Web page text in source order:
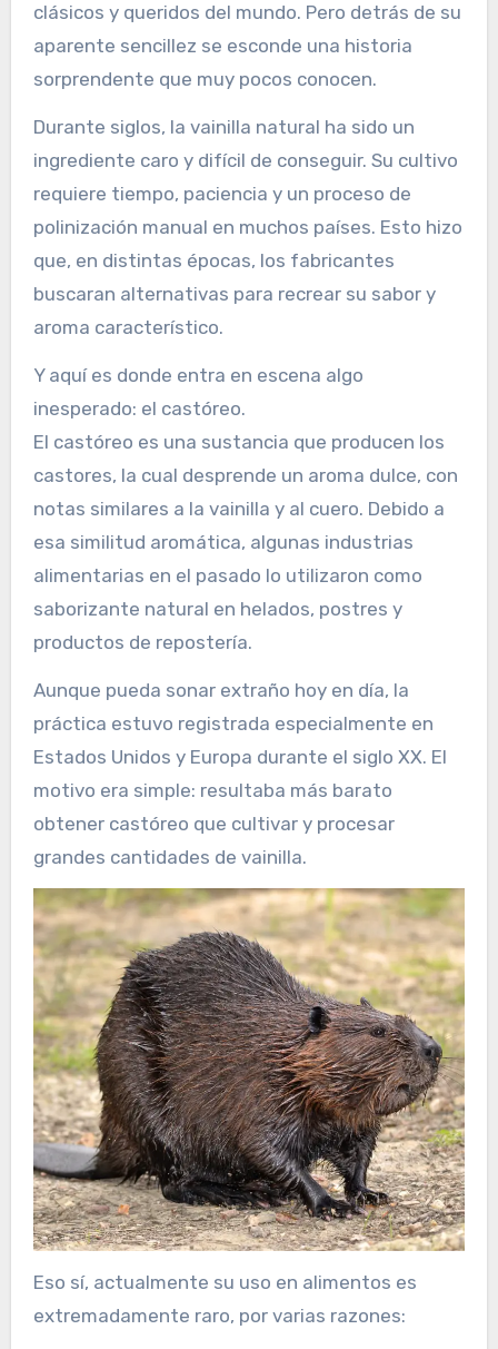
clásicos y queridos del mundo. Pero detrás de su
aparente sencillez se esconde una historia
sorprendente que muy pocos conocen.
Durante siglos, la vainilla natural ha sido un
ingrediente caro y difícil de conseguir. Su cultivo
requiere tiempo, paciencia y un proceso de
polinización manual en muchos países. Esto hizo
que, en distintas épocas, los fabricantes
buscaran alternativas para recrear su sabor y
aroma característico.
Y aquí es donde entra en escena algo
inesperado: el castóreo.
El castóreo es una sustancia que producen los
castores, la cual desprende un aroma dulce, con
notas similares a la vainilla y al cuero. Debido a
esa similitud aromática, algunas industrias
alimentarias en el pasado lo utilizaron como
saborizante natural en helados, postres y
productos de repostería.
Aunque pueda sonar extraño hoy en día, la
práctica estuvo registrada especialmente en
Estados Unidos y Europa durante el siglo XX. El
motivo era simple: resultaba más barato
obtener castóreo que cultivar y procesar
grandes cantidades de vainilla.
Eso sí, actualmente su uso en alimentos es
extremadamente raro, por varias razones: